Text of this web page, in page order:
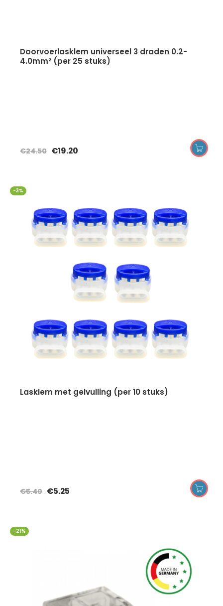
doorvoerlasklem universeel 3 draden 0.2-
4.0mm² (per 25 stuks)
€24.50 €19.20
-3%
lasklem met gelvulling (per 10 stuks)
€5.40 €5.25
-21%